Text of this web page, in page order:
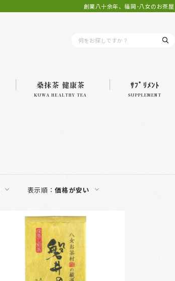
創業八十余年、福岡･八女のお茶屋
桑抹茶 健康茶
KUWA HEALTHY TEA
ｻﾌﾟﾘﾒﾝﾄ
SUPPLEMENT
表示順：価格が安い